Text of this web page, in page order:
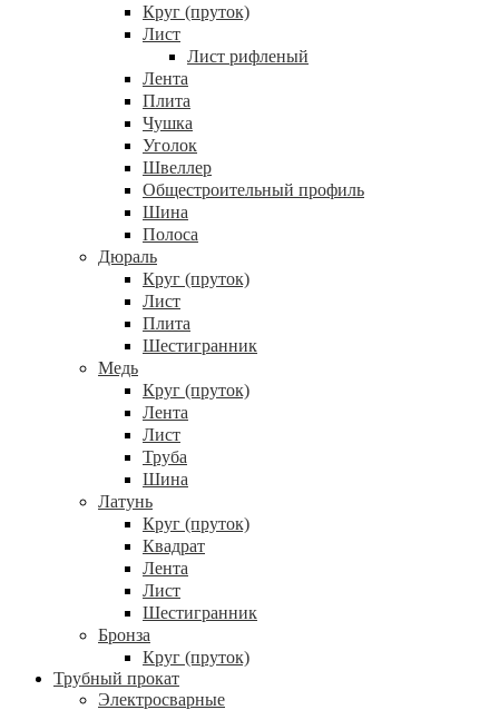
Круг (пруток)
Лист
Лист рифленый
Лента
Плита
Чушка
Уголок
Швеллер
Общестроительный профиль
Шина
Полоса
Дюраль
Круг (пруток)
Лист
Плита
Шестигранник
Медь
Круг (пруток)
Лента
Лист
Труба
Шина
Латунь
Круг (пруток)
Квадрат
Лента
Лист
Шестигранник
Бронза
Круг (пруток)
Трубный прокат
Электросварные